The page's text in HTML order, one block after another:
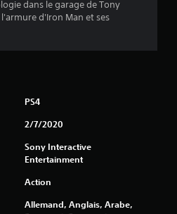
s
7
dans le garage de Tony
d'Iron Man et ses
PS4
2/7/2020
Sony Interactive
Entertainment
Action
Allemand, Anglais, Arabe,